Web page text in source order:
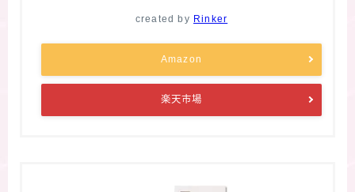
created by Rinker
Amazon
楽天市場